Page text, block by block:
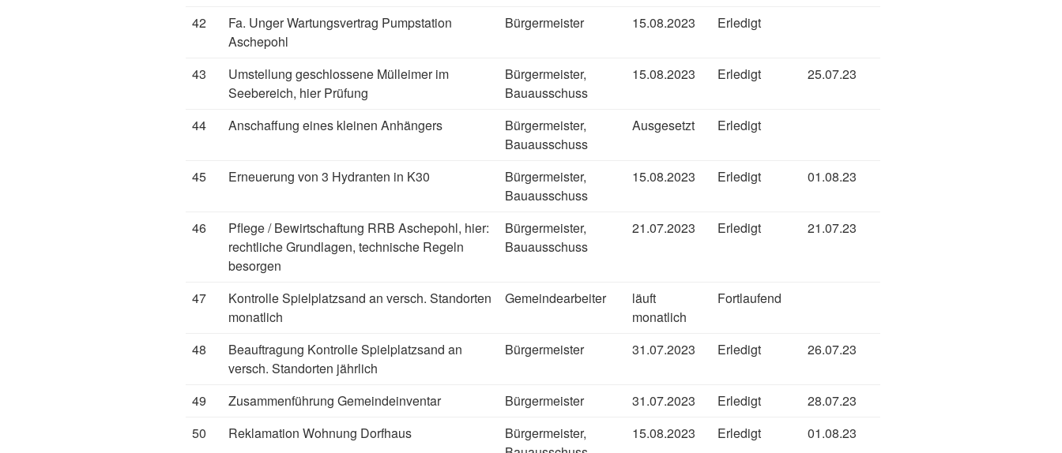
42
Fa. Unger Wartungsvertrag Pumpstation
Aschepohl
Bürgermeister 15.08.2023 Erledigt
43
Umstellung geschlossene Mülleimer im
Seebereich, hier Prüfung
Bürgermeister,
Bauausschuss
15.08.2023 Erledigt 25.07.23
44 Anschaffung eines kleinen Anhängers
Bürgermeister,
Bauausschuss
Ausgesetzt Erledigt
45 Erneuerung von 3 Hydranten in K30
Bürgermeister,
Bauausschuss
15.08.2023 Erledigt 01.08.23
46
Pflege / Bewirtschaftung RRB Aschepohl, hier:
rechtliche Grundlagen, technische Regeln
besorgen
Bürgermeister,
Bauausschuss
21.07.2023 Erledigt 21.07.23
47
Kontrolle Spielplatzsand an versch. Standorten
monatlich
Gemeindearbeiter
läuft
monatlich
Fortlaufend
48
Beauftragung Kontrolle Spielplatzsand an
versch. Standorten jährlich
Bürgermeister 31.07.2023 Erledigt 26.07.23
49 Zusammenführung Gemeindeinventar Bürgermeister 31.07.2023 Erledigt
28.07.23
50
Reklamation Wohnung Dorfhaus
Bürgermeister,
15.08.2023 Erledigt 01.08.23